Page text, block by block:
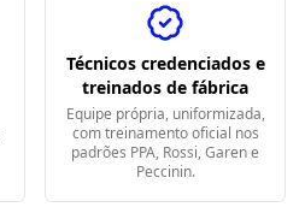
Técnicos credenciados e
treinados de fábrica
Equipe própria, uniformizada,
com treinamento oficial nos
padrões PPA, Rossi, Garen e
Peccinin.